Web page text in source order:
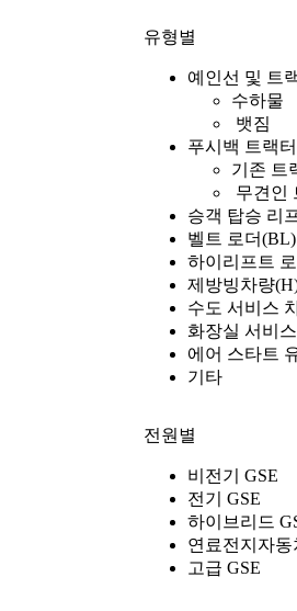
유형별
예인선 및 트
수하물
뱃짐
푸시백 트랙
기존 트
무견인
승객 탑승 리
벨트 로더(BL)
하이리프트
제방빙차량
수도 서비스
화장실 서비
에어 스타트
기타
전원별
비전기 GSE
전기 GSE
하이브리드
연료전지자동
고급 GSE